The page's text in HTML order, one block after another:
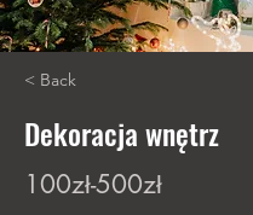
< Back
Dekoracja wnętrz
100zł-500zł